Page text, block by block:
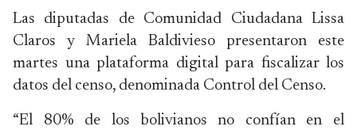
Las diputadas de Comunidad Ciudadana Lissa
Claros y Mariela Baldivieso presentaron este
martes una plataforma digital para fiscalizar los
datos del censo, denominada Control del Censo.
“El 80% de los bolivianos no confían en el